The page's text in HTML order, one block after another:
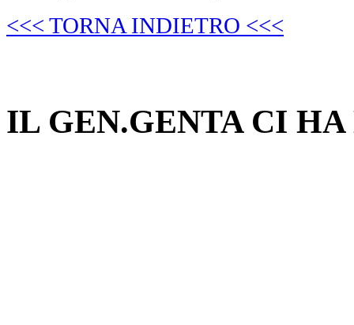
<<< TORNA INDIETRO <<<
IL GEN.GENTA CI